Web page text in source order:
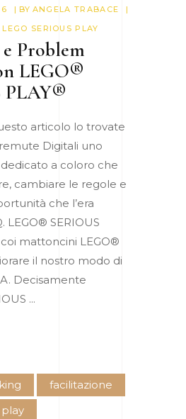
BY ANGELA TRABACE
LEGO SERIOUS PLAY
Problem
LEGO®
PLAY®
articolo lo trovate
Digitali uno
a coloro che
cambiare le regole e
che l’era
LEGO® SERIOUS
mattoncini LEGO®
il nostro modo di
Decisamente
facilitazione